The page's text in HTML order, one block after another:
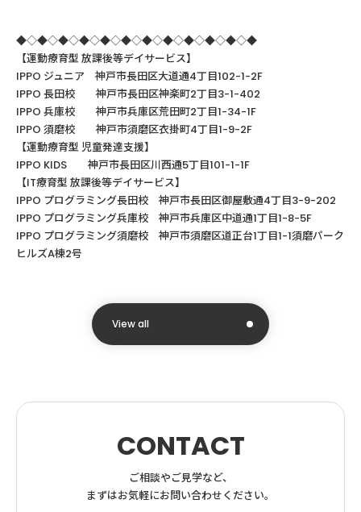
◆◇◆◇◆◇◆◇◆◇◆◇◆◇◆◇◆◇◆◇◆◇◆
【運動療育型放課後等デイサービス】
IPPO ジュニア 神戸市長田区大道通4丁目102-1-2F
IPPO 長田校 神戸市長田区神楽町2丁目3-1-402
IPPO 兵庫校 神戸市兵庫区荒田町2丁目1-34-1F
IPPO 須磨校 神戸市須磨区衣掛町4丁目1-9-2F
【運動療育型児童発達支援】
IPPO KIDS 神戸市長田区川西通5丁目101-1-1F
【IT療育型放課後等デイサービス】
IPPO プログラミング長田校 神戸市長田区御屋敷通4丁目3-9-202
IPPO プログラミング兵庫校 神戸市兵庫区中道通1丁目1-8-5F
IPPO プログラミング須磨校 神戸市須磨区道正台1丁目1-1須磨パーク
ヒルズA棟2号
View all
CONTACT
ご相談やご見学など、
まずはお気軽にお問い合わせください。